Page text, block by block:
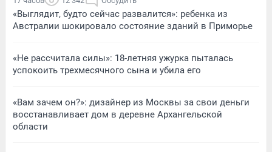
«Выглядит, будто сейчас развалится»: ребенка из
Австралии шокировало состояние зданий в Приморье
«Не рассчитала силы»: 18-летняя ужурка пыталась
успокоить трехмесячного сына и убила его
«Вам зачем он?»: дизайнер из Москвы за свои деньги
восстанавливает дом в деревне Архангельской
области